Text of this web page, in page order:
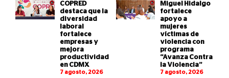
COPRED
destaca que la
diversidad
laboral
fortalece
empresas y
mejora
productividad
en CDMX
7 agosto, 2026
Miguel Hidalgo
fortalece
apoyo a
mujeres
víctimas de
violencia con
programa
“Avanza Contra
la Violencia”
7 agosto, 2026